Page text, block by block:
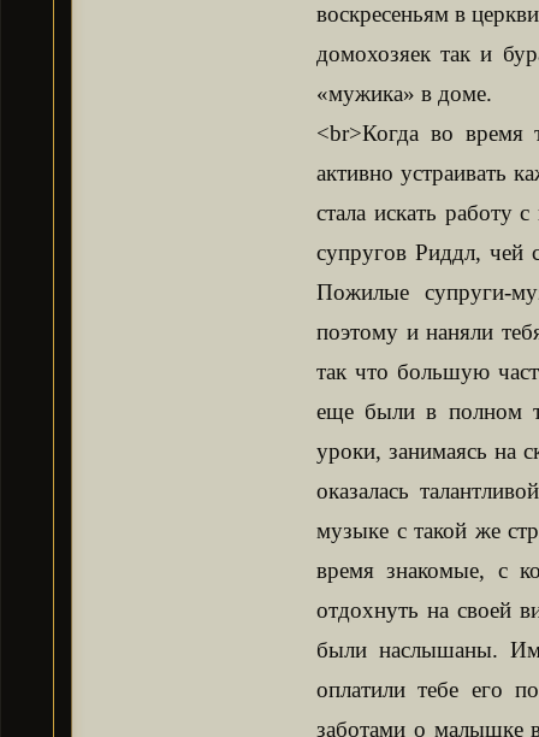
воскресеньям в
домохозяек так и
«мужика» в доме.
<br>Когда во время
активно устраивать
стала искать
супругов Риддл, чей
Пожилые супруги-
поэтому и наняли
так что большую
еще были в полном
уроки, занимаясь на
оказалась
музыке с такой же
время знакомые, с
отдохнуть на своей
были наслышаны.
оплатили тебе его
заботами о малышке